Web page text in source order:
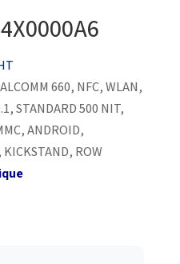
660, NFC, WLAN,
STANDARD 500 NIT,
ANDROID,
KICKSTAND, ROW